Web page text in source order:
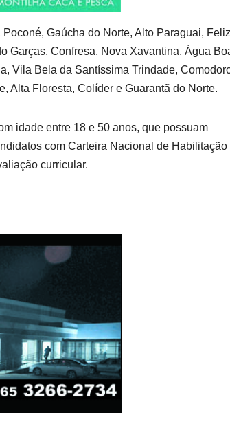
Gaúcha do Norte, Alto Paraguai, Feliz
Garças, Confresa, Nova Xavantina, Água
Vila Bela da Santíssima Trindade,
Alta Floresta, Colíder e Guarantã do Norte.
idade entre 18 e 50 anos, que possuam
com Carteira Nacional de Habilitação
curricular.